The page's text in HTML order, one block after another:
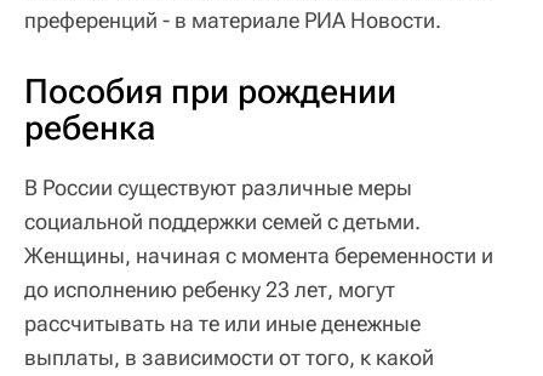
преференций - в материале РИА Новости.
Пособия при рождении
ребенка
В России существуют различные меры
социальной поддержки семей с детьми.
Женщины, начиная с момента беременности и
до исполнению ребенку 23 лет, могут
рассчитывать на те или иные денежные
выплаты, в зависимости от того, к какой